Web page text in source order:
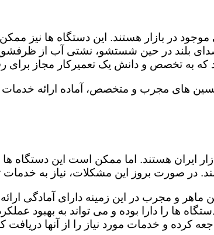
در بازار هستند. این دستگاه ها نیز
بلند در حین شستشو، نشتی آب از
به تخصص و دانش یک تعمیرکار مجاز برای
های مجرب و متخصص، آماده ارائه
ایران هستند. اما ممکن است این دستگاه
در صورت بروز این مشکلات، نیاز به خدمات
و مجرب در این زمینه دارای آمادگی
ها را دارا بوده و می تواند به بهبود
کرده و خدمات مورد نیاز را از آنها دریافت